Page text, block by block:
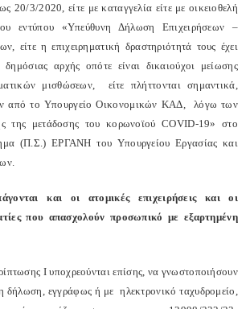
20/3/2020, είτε με καταγγελία είτε με οικειοθελή
εντύπου «Υπεύθυνη Δήλωση Επιχειρήσεων –
είτε η επιχειρηματική δραστηριότητά τους έχει
αρχής οπότε είναι δικαιούχοι μείωσης
μισθώσεων, είτε πλήττονται σημαντικά,
από το Υπουργείο Οικονομικών ΚΑΔ, λόγω των
της μετάδοσης του κορωνοϊού COVID-19» στο
(Π.Σ.) ΕΡΓΑΝΗ του Υπουργείου Εργασίας και
και οι ατομικές επιχειρήσεις και οι
που απασχολούν προσωπικό με εξαρτημένη
Ι υποχρεούνται επίσης, να γνωστοποιήσουν
δήλωση, εγγράφως ή με ηλεκτρονικό ταχυδρομείο,